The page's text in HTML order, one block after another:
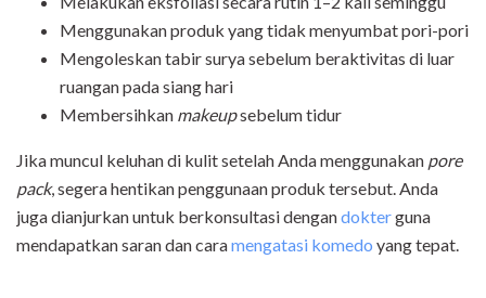
Menggunakan produk yang tidak menyumbat pori-pori
Mengoleskan tabir surya sebelum beraktivitas di luar
ruangan pada siang hari
Membersihkan makeupsebelum tidur
Jika muncul keluhan di kulit setelah Anda menggunakan pore
pack, segera hentikan penggunaan produk tersebut. Anda
juga dianjurkan untuk berkonsultasi dengandokterguna
mendapatkan saran dan caramengatasi komedo yang tepat.